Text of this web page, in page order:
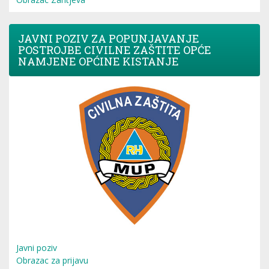
JAVNI POZIV ZA POPUNJAVANJE
POSTROJBE CIVILNE ZAŠTITE OPĆE
NAMJENE OPĆINE KISTANJE
Javni poziv
Obrazac za prijavu